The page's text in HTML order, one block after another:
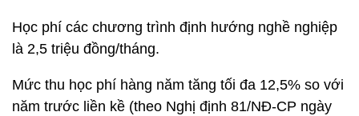
Học phí các chương trình định hướng nghề nghiệp
là 2,5 triệu đồng/tháng.
Mức thu học phí hàng năm tăng tối đa 12,5% so với
năm trước liền kề (theo Nghị định 81/NĐ-CP ngày